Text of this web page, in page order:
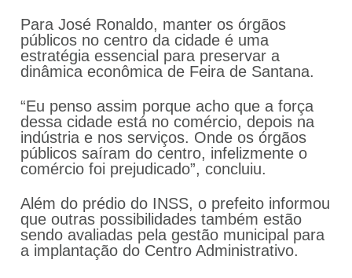
Para José Ronaldo, manter os órgãos
públicos no centro da cidade é uma
estratégia essencial para preservar a
dinâmica econômica de Feira de Santana.
“Eu penso assim porque acho que a força
dessa cidade está no comércio, depois na
indústria e nos serviços. Onde os órgãos
públicos saíram do centro, infelizmente o
comércio foi prejudicado”, concluiu.
Além do prédio do INSS, o prefeito informou
que outras possibilidades também estão
sendo avaliadas pela gestão municipal para
a implantação do Centro Administrativo.